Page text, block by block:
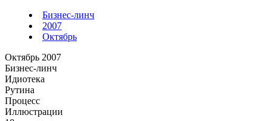
Бизнес-линч
2007
Октябрь
Октябрь 2007
Бизнес-линч
Идиотека
Рутина
Процесс
Иллюстрации